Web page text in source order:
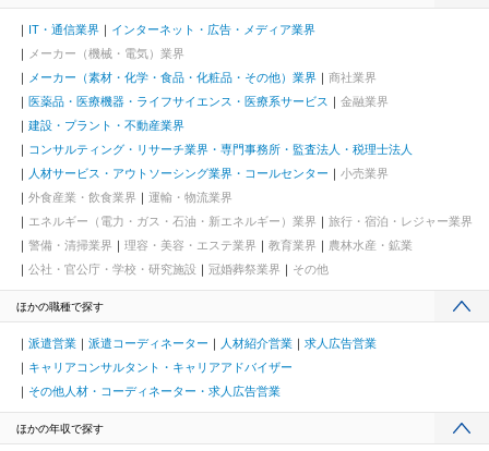
IT・通信業界
インターネット・広告・メディア業界
メーカー（機械・電気）業界
メーカー（素材・化学・食品・化粧品・その他）業界
商社業界
医薬品・医療機器・ライフサイエンス・医療系サービス
金融業界
建設・プラント・不動産業界
コンサルティング・リサーチ業界・専門事務所・監査法人・税理士法人
人材サービス・アウトソーシング業界・コールセンター
小売業界
外食産業・飲食業界
運輸・物流業界
エネルギー（電力・ガス・石油・新エネルギー）業界
旅行・宿泊・レジャー業界
警備・清掃業界
理容・美容・エステ業界 教育業界
農林水産・鉱業
公社・官公庁・学校・研究施設
冠婚葬祭業界 その他
ほかの職種で探す
派遣営業 派遣コーディネーター 人材紹介営業
求人広告営業
キャリアコンサルタント・キャリアアドバイザー
その他人材・コーディネーター・求人広告営業
ほかの年収で探す